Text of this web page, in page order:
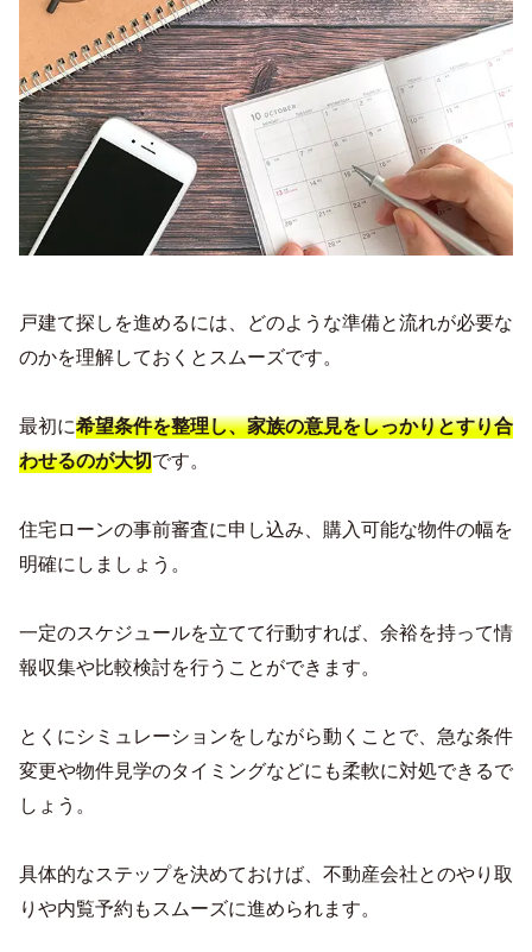
戸建て探しを進めるには、どのような準備と流れが必要な
のかを理解しておくとスムーズです。
最初に希望条件を整理し、家族の意見をしっかりとすり合
わせるのが大切です。
住宅ローンの事前審査に申し込み、購入可能な物件の幅を
明確にしましょう。
一定のスケジュールを立てて行動すれば、余裕を持って情
報収集や比較検討を行うことができます。
とくにシミュレーションをしながら動くことで、急な条件
変更や物件見学のタイミングなどにも柔軟に対処できるで
しょう。
具体的なステップを決めておけば、不動産会社とのやり取
りや内覧予約もスムーズに進められます。